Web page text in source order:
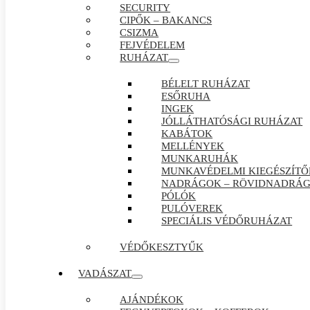
SECURITY
CIPŐK – BAKANCS
CSIZMA
FEJVÉDELEM
RUHÁZAT
BÉLELT RUHÁZAT
ESŐRUHA
INGEK
JÓLLÁTHATÓSÁGI RUHÁZAT
KABÁTOK
MELLÉNYEK
MUNKARUHÁK
MUNKAVÉDELMI
NADRÁGOK –
PÓLÓK
PULÓVEREK
SPECIÁLIS VÉDŐRUHÁZAT
VÉDŐKESZTYŰK
VADÁSZAT
AJÁNDÉKOK